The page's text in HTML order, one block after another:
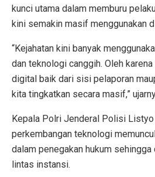
kunci utama dalam memburu
kini semakin masif menggunakan
“Kejahatan kini banyak
dan teknologi canggih. Oleh
digital baik dari sisi pelaporan
kita tingkatkan secara masif,”
Kepala Polri Jenderal Polisi
perkembangan teknologi
dalam penegakan hukum
lintas instansi.